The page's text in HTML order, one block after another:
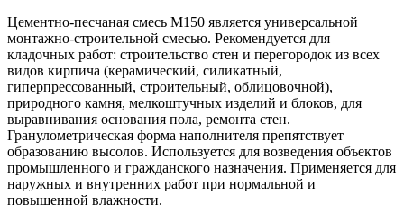
Цементно-песчаная смесь М150 является универсальной
монтажно-строительной смесью. Рекомендуется для
кладочных работ: строительство стен и перегородок из всех
видов кирпича (керамический, силикатный,
гиперпрессованный, строительный, облицовочной),
природного камня, мелкоштучных изделий и блоков, для
выравнивания основания пола, ремонта стен.
Гранулометрическая форма наполнителя препятствует
образованию высолов. Используется для возведения объектов
промышленного и гражданского назначения. Применяется для
наружных и внутренних работ при нормальной и
повышенной влажности.